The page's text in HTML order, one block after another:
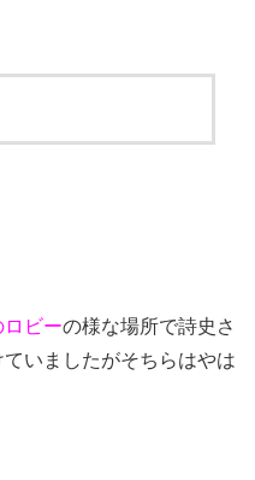
ロビーの様な場所で詩史さ
いましたがそちらはやは